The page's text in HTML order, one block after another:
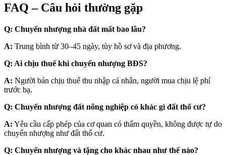
FAQ – Câu hỏi thường gặp
Q: Chuyển nhượng nhà đất mất bao lâu?
A: Trung bình từ 30–45 ngày, tùy hồ sơ và địa phương.
Q: Ai chịu thuế khi chuyển nhượng BĐS?
A: Người bán chịu thuế thu nhập cá nhân, người mua chịu lệ phí
trước bạ.
Q: Chuyển nhượng đất nông nghiệp có khác gì đất thổ cư?
A: Yêu cầu cấp phép của cơ quan có thẩm quyền, không được tự do
chuyển nhượng như đất thổ cư.
Q: Chuyển nhượng và tặng cho khác nhau như thế nào?